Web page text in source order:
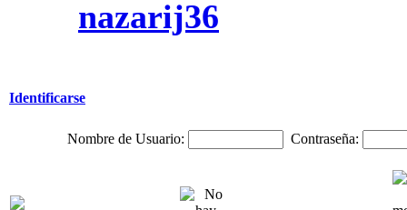
nazarij36
Identificarse
Nombre de Usuario: Contraseña: